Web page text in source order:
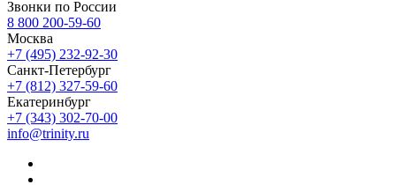
Звонки по России
8 800 200-59-60
Москва
+7 (495) 232-92-30
Санкт-Петербург
+7 (812) 327-59-60
Екатеринбург
+7 (343) 302-70-00
info@trinity.ru